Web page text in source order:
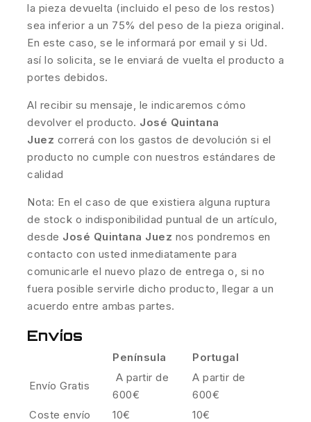
la pieza devuelta (incluido el peso de los restos)
sea inferior a un 75% del peso de la pieza original.
En este caso, se le informará por email y si Ud.
así lo solicita, se le enviará de vuelta el producto a
portes debidos.
Al recibir su mensaje, le indicaremos cómo
devolver el producto. José Quintana
Juez correrá con los gastos de devolución si el
producto no cumple con nuestros estándares de
calidad
Nota: En el caso de que existiera alguna ruptura
de stock o indisponibilidad puntual de un artículo,
desde José Quintana Juez nos pondremos en
contacto con usted inmediatamente para
comunicarle el nuevo plazo de entrega o, si no
fuera posible servirle dicho producto, llegar a un
acuerdo entre ambas partes.
Envíos
Península Portugal
Envío Gratis
A partir de
600€
A partir de
600€
Coste envío
10€
10€